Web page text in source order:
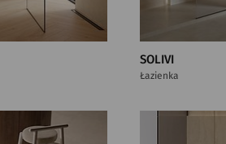
SOLIVI
Łazienka